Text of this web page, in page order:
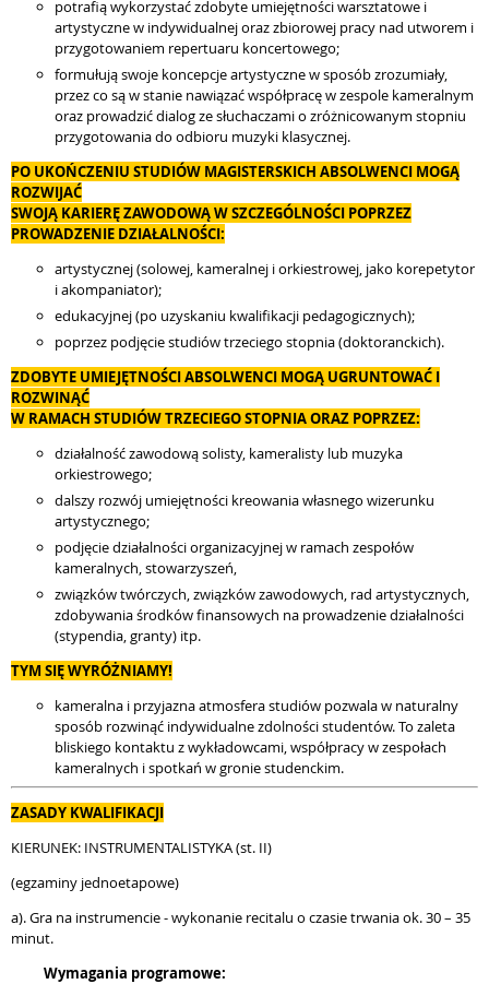
potrafią wykorzystać zdobyte umiejętności warsztatowe i
artystyczne w indywidualnej oraz zbiorowej pracy nad utworem i
przygotowaniem repertuaru koncertowego;
formułują swoje koncepcje artystyczne w sposób zrozumiały,
przez co są w stanie nawiązać współpracę w zespole kameralnym
oraz prowadzić dialog ze słuchaczami o zróżnicowanym stopniu
przygotowania do odbioru muzyki klasycznej.
PO UKOŃCZENIU STUDIÓW MAGISTERSKICH ABSOLWENCI MOGĄ
ROZWIJAĆ
SWOJĄ KARIERĘ ZAWODOWĄ W SZCZEGÓLNOŚCI POPRZEZ
PROWADZENIE DZIAŁALNOŚCI:
artystycznej (solowej, kameralnej i orkiestrowej, jako korepetytor
i akompaniator);
edukacyjnej (po uzyskaniu kwalifikacji pedagogicznych);
poprzez podjęcie studiów trzeciego stopnia (doktoranckich).
ZDOBYTE UMIEJĘTNOŚCI ABSOLWENCI MOGĄ UGRUNTOWAĆ I
ROZWINĄĆ
W RAMACH STUDIÓW TRZECIEGO STOPNIA ORAZ POPRZEZ:
działalność zawodową solisty, kameralisty lub muzyka
orkiestrowego;
dalszy rozwój umiejętności kreowania własnego wizerunku
artystycznego;
podjęcie działalności organizacyjnej w ramach zespołów
kameralnych, stowarzyszeń,
związków twórczych, związków zawodowych, rad artystycznych,
zdobywania środków finansowych na prowadzenie działalności
(stypendia, granty) itp.
TYM SIĘ WYRÓŻNIAMY!
kameralna i przyjazna atmosfera studiów pozwala w naturalny
sposób rozwinąć indywidualne zdolności studentów. To zaleta
bliskiego kontaktu z wykładowcami, współpracy w zespołach
kameralnych i spotkań w gronie studenckim.
ZASADY KWALIFIKACJI
KIERUNEK: INSTRUMENTALISTYKA (st. II)
(egzaminy jednoetapowe)
a). Gra na instrumencie - wykonanie recitalu o czasie trwania ok. 30 – 35
minut.
Wymagania programowe: